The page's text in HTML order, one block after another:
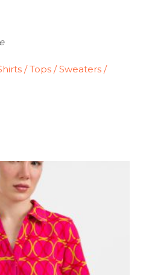
/ Tops / Sweaters /